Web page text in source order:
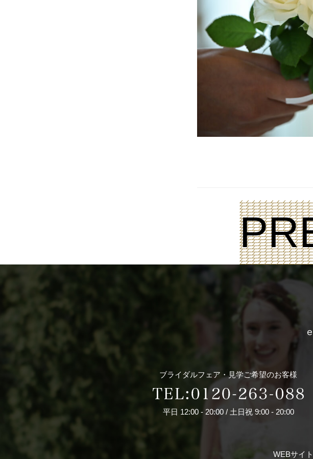
ブライダルフェア・見学ご希望のお客様
平日 12:00 - 20:00 / 土日祝 9:00 - 20:00
WEBサイ